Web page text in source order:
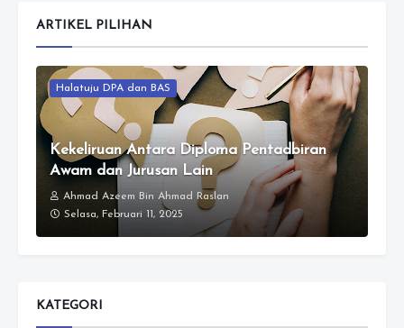
ARTIKEL PILIHAN
Halatuju DPA dan BAS
Kekeliruan Antara Diploma Pentadbiran
Awam dan Jurusan Lain
Ahmad Azeem Bin Ahmad Raslan
Selasa, Februari 11, 2025
KATEGORI